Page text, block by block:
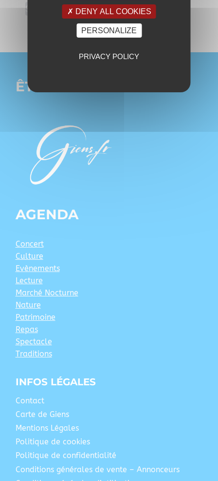
S’ABONNER AU CALENDRIER
ÊTRE PRÉSENT SUR
AGENDA
Concert
Culture
Evènements
Lecture
Marché Nocturne
Nature
Patrimoine
Repas
Spectacle
Traditions
INFOS LÉGALES
Contact
Carte de Giens
Mentions Légales
Politique de cookies
Politique de confidentialité
Conditions générales de vente – Annonceurs
DENY ALL COOKIES
PERSONALIZE
PRIVACY POLICY